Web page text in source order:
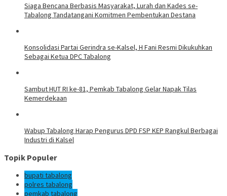
Siaga Bencana Berbasis Masyarakat, Lurah dan Kades se-
Tabalong Tandatangani Komitmen Pembentukan Destana
Konsolidasi Partai Gerindra se-Kalsel, H Fani Resmi Dikukuhkan
Sebagai Ketua DPC Tabalong
Sambut HUT RI ke-81, Pemkab Tabalong Gelar Napak Tilas
Kemerdekaan
Wabup Tabalong Harap Pengurus DPD FSP KEP Rangkul Berbagai
Industri di Kalsel
Topik Populer
bupati tabalong
polres tabalong
pemkab tabalong